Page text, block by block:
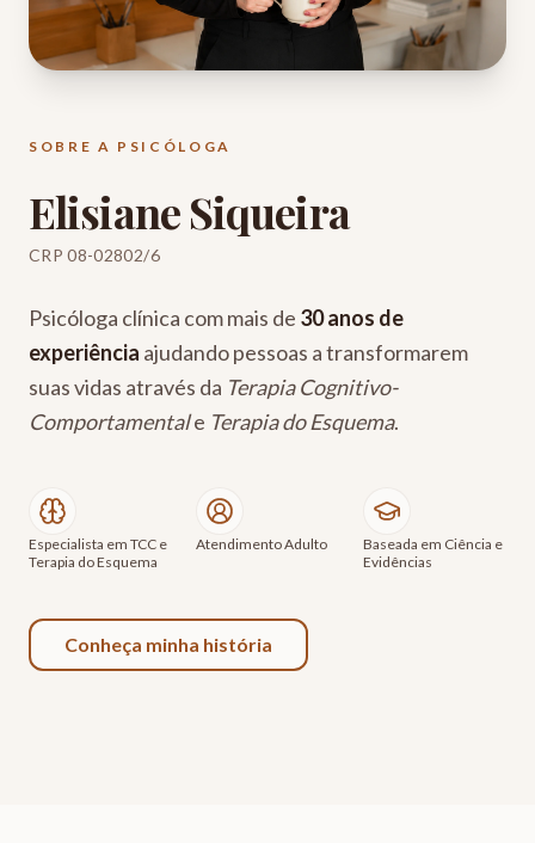
SOBRE A PSICÓLOGA
Elisiane Siqueira
CRP 08-02802/6
Psicóloga clínica com mais de 30 anos de
experiência ajudando pessoas a transformarem
suas vidas através da Terapia Cognitivo-
Comportamentale Terapia do Esquema.
Especialista em TCC e
Terapia do Esquema
Atendimento Adulto
Baseada em Ciência e
Evidências
Conheça minha história